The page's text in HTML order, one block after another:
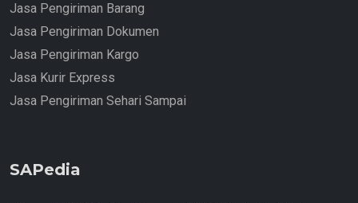
Jasa Pengiriman Barang
Jasa Pengiriman Dokumen
Jasa Pengiriman Kargo
Jasa Kurir Express
Jasa Pengiriman Sehari Sampai
SAPedia